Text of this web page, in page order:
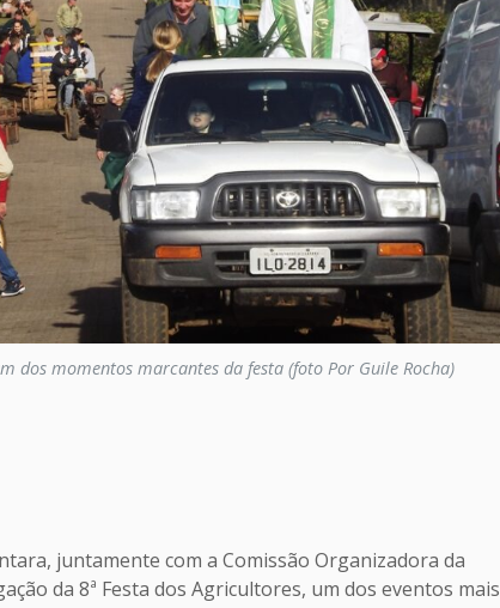
dos momentos marcantes da festa (foto Por Guile Rocha)
juntamente com a Comissão Organizadora da
da 8ª Festa dos Agricultores, um dos eventos mais